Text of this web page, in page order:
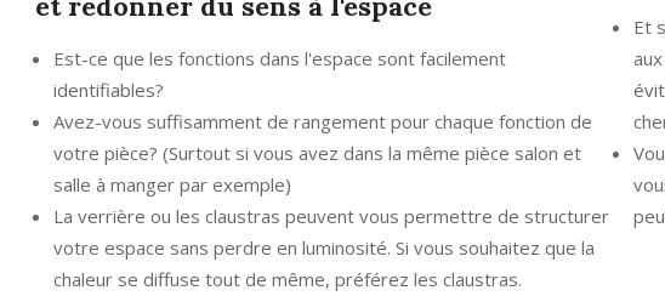
Est-ce que les fonctions dans l'espace sont facilement
identifiables?
Avez-vous suffisamment de rangement pour chaque fonction de
votre pièce? (Surtout si vous avez dans la même pièce salon et
salle à manger par exemple)
La verrière ou les claustras peuvent vous permettre de structurer
votre espace sans perdre en luminosité. Si vous souhaitez que la
chaleur se diffuse tout de même, préférez les claustras.
Et